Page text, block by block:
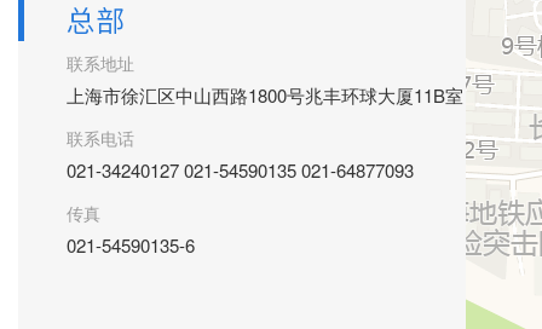
总部
联系地址
上海市徐汇区中山西路1800号兆丰环球大厦11B室
联系电话
021-34240127 021-54590135 021-64877093
传真
021-54590135-6